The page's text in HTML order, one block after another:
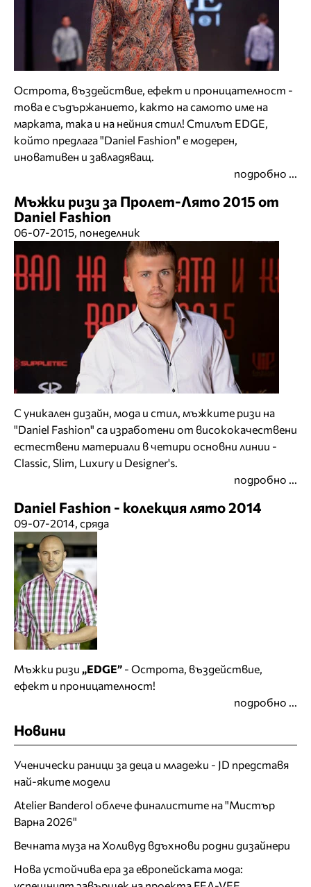
Острота, въздействие, ефект и проницателност -
това е съдържанието, както на самото име на
марката, така и на нейния стил! Стилът EDGE,
който предлага "Daniel Fashion" е модерен,
иновативен и завладяващ.
подробно ...
Мъжки ризи за Пролет-Лято 2015 от
Daniel Fashion
06-07-2015, понеделник
С уникален дизайн, мода и стил, мъжките ризи на
"Daniel Fashion" са изработени от висококачествени
естествени материали в четири основни линии -
Сlassic, Slim, Luxury и Designer's.
подробно ...
Daniel Fashion - колекция лято 2014
09-07-2014, сряда
Мъжки ризи „EDGE” - Острота, въздействие,
ефект и проницателност!
подробно ...
Новини
Ученически раници за деца и младежи - JD представя
най-яките модели
Atelier Banderol облече финалистите на "Мистър
Варна 2026"
Вечната муза на Холивуд вдъхнови родни дизайнери
Нова устойчива ера за европейската мода: